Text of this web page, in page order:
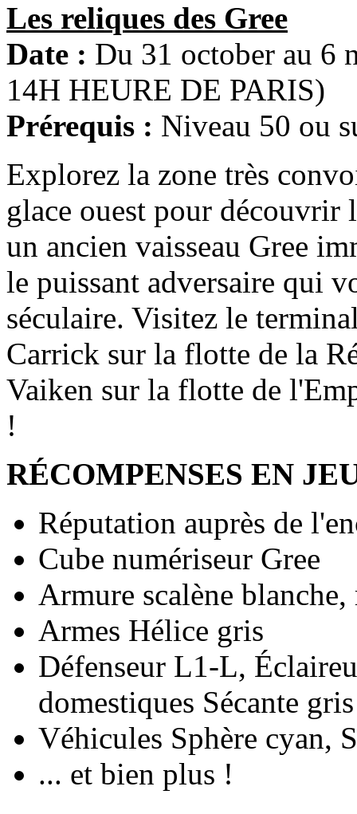
Les reliques des Gree
Date : Du 31 october au 6
14H HEURE DE PARIS)
Prérequis : Niveau 50 ou
Explorez la zone très
glace ouest pour découvrir
un ancien vaisseau Gree
le puissant adversaire qui
séculaire. Visitez le
Carrick sur la flotte de la
Vaiken sur la flotte de
!
RÉCOMPENSES EN
Réputation auprès de
Cube numériseur Gree
Armure scalène
Armes Hélice gris
Défenseur L1-L,
domestiques Sécante
Véhicules Sphère cyan,
... et bien plus !